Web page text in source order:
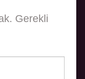
Gerekli